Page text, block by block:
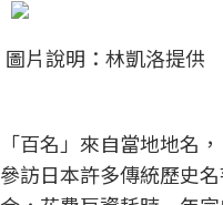
圖片說明：林凱洛提供
「百名」來自當地地名
參訪日本許多傳統歷史